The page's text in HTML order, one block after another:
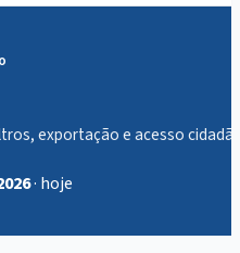
exportação e acesso
· hoje